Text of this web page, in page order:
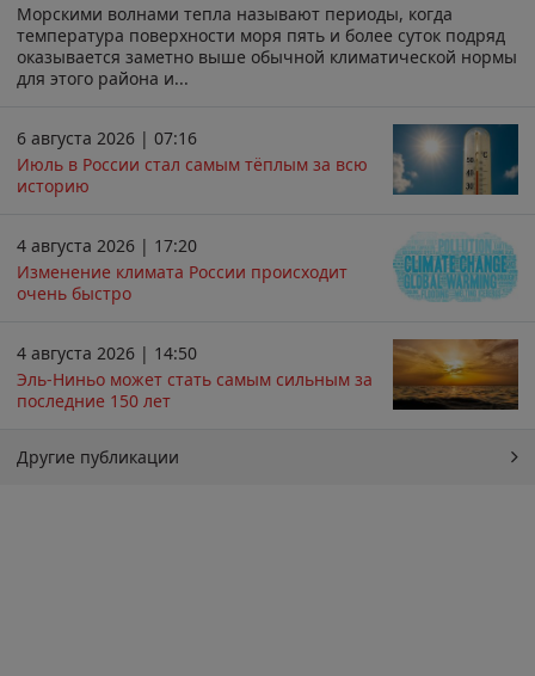
Морскими волнами тепла называют периоды, когда
температура поверхности моря пять и более суток подряд
оказывается заметно выше обычной климатической нормы
для этого района и...
6 августа 2026 | 07:16
Июль в России стал самым тёплым за всю
историю
4 августа 2026 | 17:20
Изменение климата России происходит
очень быстро
4 августа 2026 | 14:50
Эль-Ниньо может стать самым сильным за
последние 150 лет
Другие публикации